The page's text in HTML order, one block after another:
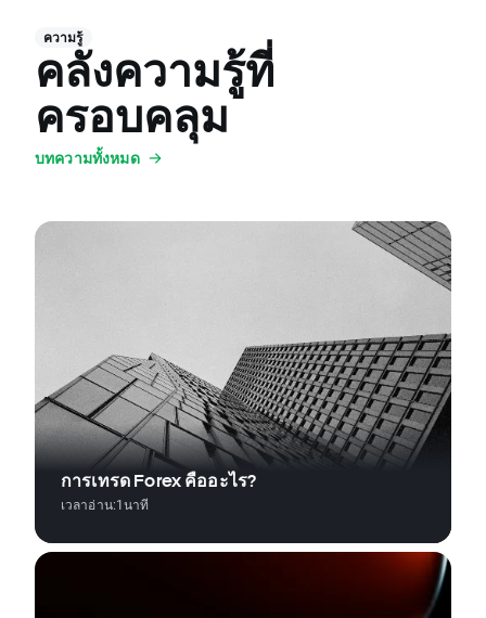
ความรู้
คลังความรู้ที่
ครอบคลุม
บทความทั้งหมด
การเทรด Forex คืออะไร?
เวลาอ่าน:1นาที